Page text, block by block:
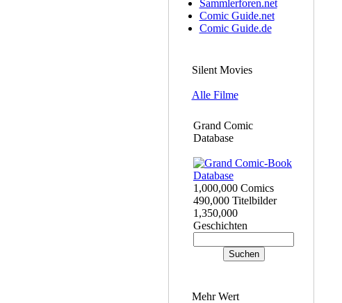
Sammlerforen.net
Comic Guide.net
Comic Guide.de
Silent Movies
Alle Filme
Grand Comic
Database
1,000,000 Comics
490,000 Titelbilder
1,350,000
Geschichten
Mehr Wert